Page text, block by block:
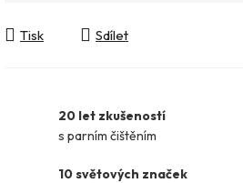
Tisk Sdílet
20 let zkušeností
s parním čištěním
10 světových značek